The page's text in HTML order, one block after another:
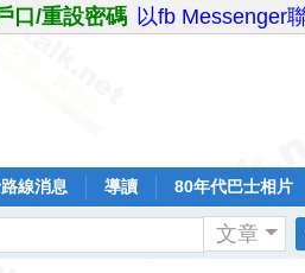
口/重設密碼 以fb Messenger
線消息 導讀 80年代巴士相片
文章